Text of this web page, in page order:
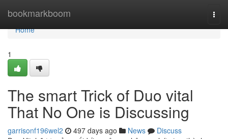
bookmarkboom
Home
Home
1
The smart Trick of Duo vital
That No One is Discussing
garrisonf196wel2 497 days ago News
Discuss